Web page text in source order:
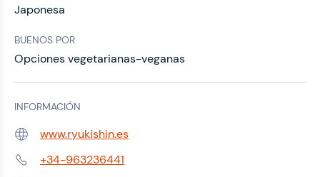
Japonesa
BUENOS POR
Opciones vegetarianas-veganas
INFORMACIÓN
Web: www.ryukishin.es
Teléfono:+34-963236441